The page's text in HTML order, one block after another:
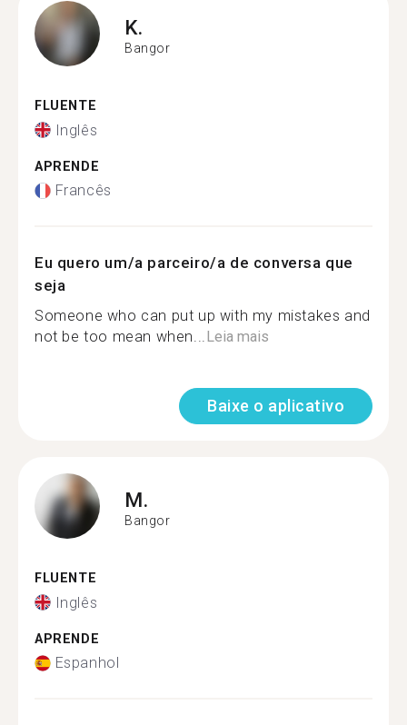
K.
Bangor
FLUENTE
Inglês
APRENDE
Francês
Eu quero um/a parceiro/a de conversa que
seja
Someone who can put up with my mistakes and
not be too mean when...Leia mais
Baixe o aplicativo
M.
Bangor
FLUENTE
Inglês
APRENDE
Espanhol